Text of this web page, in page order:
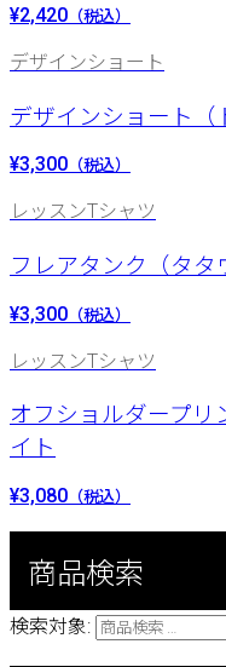
¥2,420 （税込）
デザインショート
デザインショート（
¥3,300 （税込）
レッスンTシャツ
フレアタンク（タタ
¥3,300 （税込）
レッスンTシャツ
オフショルダープリ
イト
¥3,080 （税込）
商品検索
検索対象: